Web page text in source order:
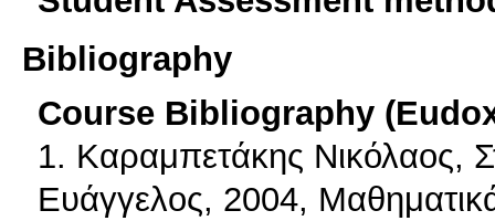
Bibliography
Course Bibliography
1. Καραμπετάκης Νικόλαος,
Ευάγγελος, 2004,